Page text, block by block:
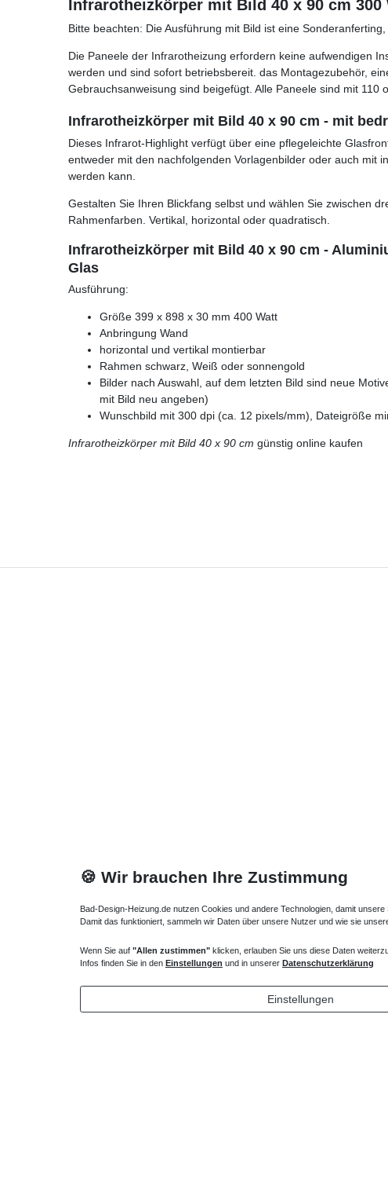
Infrarotheizkörper mit Bild 40 x 90 cm 300
Bitte beachten: Die Ausführung mit Bild ist eine
Die Paneele der Infrarotheizung erfordern keine aufwendigen
werden und sind sofort betriebsbereit. das Montagezubehör,
Gebrauchsanweisung sind beigefügt. Alle Paneele sind mit 110
Infrarotheizkörper mit Bild 40 x 90 cm - mit
Dieses Infrarot-Highlight verfügt über eine pflegeleichte
entweder mit den nachfolgenden Vorlagenbilder oder auch mit
werden kann.
Gestalten Sie Ihren Blickfang selbst und wählen Sie zwischen
Rahmenfarben. Vertikal, horizontal oder quadratisch.
Infrarotheizkörper mit Bild 40 x 90 cm -
Glas
Ausführung:
Größe 399 x 898 x 30 mm 400 Watt
Anbringung Wand
horizontal und vertikal montierbar
Rahmen schwarz, Weiß oder sonnengold
Bilder nach Auswahl, auf dem letzten Bild sind neue
mit Bild neu angeben)
Wunschbild mit 300 dpi (ca. 12 pixels/mm), Dateigröße
Infrarotheizkörper mit Bild 40 x 90 cm günstig online kaufen
🍪 Wir brauchen Ihre Zustimmung
Bad-Design-Heizung.de nutzen Cookies und andere Technologien, damit
Damit das funktioniert, sammeln wir Daten über unsere Nutzer und wie sie
Wenn Sie auf "Allen zustimmen" klicken, erlauben Sie uns diese Daten
Infos finden Sie in den Einstellungen und in unserer Datenschutzerklärung
Einstellungen